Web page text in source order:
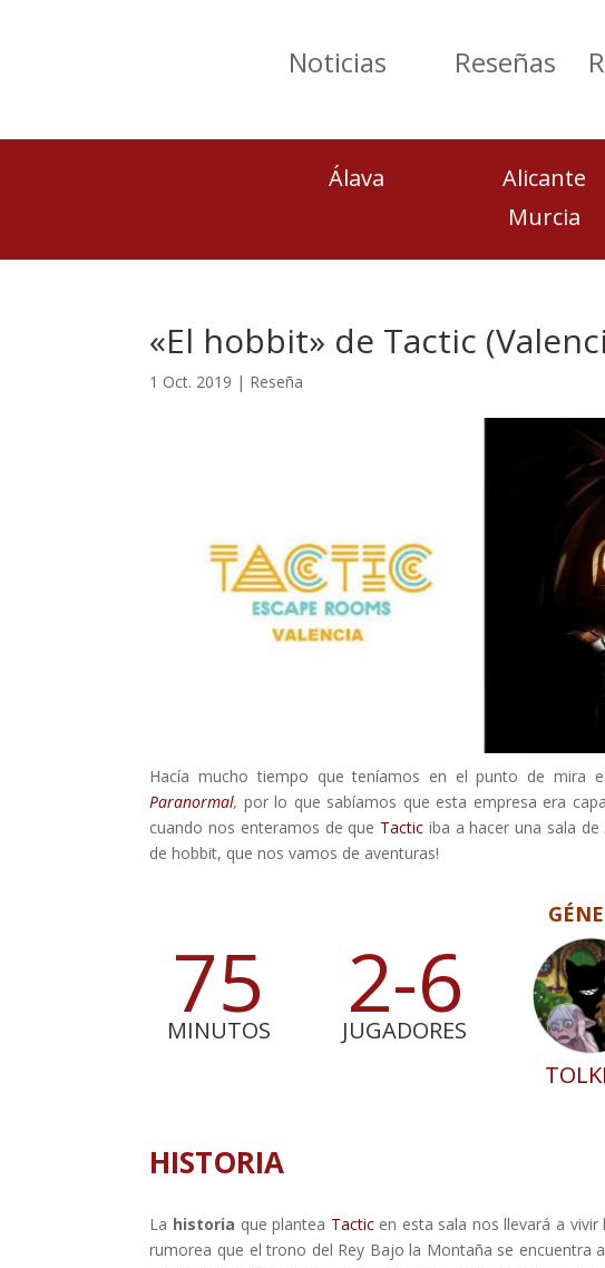
Noticias Reseñas
Álava
Alicante
Murcia
«El hobbit» de Tactic
1 Oct. 2019 | Reseña
Hacía mucho tiempo que teníamos en el punto de mira
Paranormal, por lo que sabíamos que esta empresa era
cuando nos enteramos de que Tactic iba a hacer una sala de
de hobbit, que nos vamos de aventuras!
75
MINUTOS 2-6
JUGADORES
HISTORIA
La historia que plantea Tacticen esta sala nos llevará a vivir
rumorea que el trono del Rey Bajo la Montaña se encuentra